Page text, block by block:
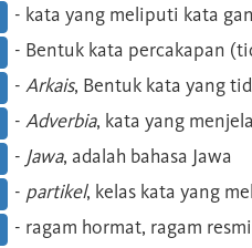
- kata yang meliputi kata
- Bentuk kata percakapan
- Arkais, Bentuk kata yang
- Adverbia, kata yang
- Jawa, adalah bahasa Jawa
- partikel, kelas kata yang
- ragam hormat, ragam resmi